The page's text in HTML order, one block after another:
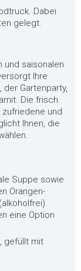
Dabei
gelegt.
und saisonalen
Ihre
der Gartenparty,
Die frisch
und
Ihnen, die
Suppe sowie
Orangen-
eine Option
gefüllt mit